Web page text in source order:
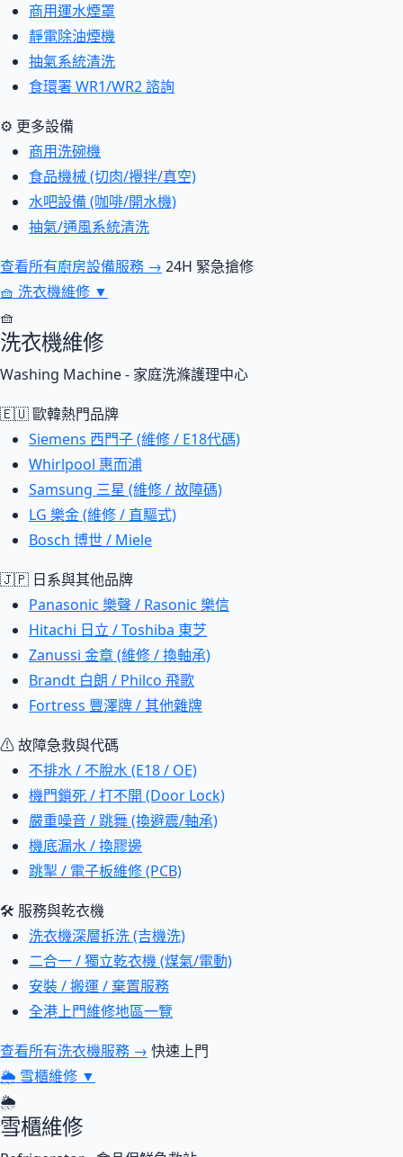
商用運水煙罩
靜電除油煙機
抽氣系統清洗
食環署 WR1/WR2 諮詢
⚙ 更多設備
商用洗碗機
食品機械 (切肉/攪拌/真空)
水吧設備 (咖啡/開水機)
抽氣/通風系統清洗
查看所有廚房設備服務 → 24H 緊急搶修
🧺 洗衣機維修 ▼
🧺
洗衣機維修
Washing Machine - 家庭洗滌護理中心
🇪🇺 歐韓熱門品牌
Siemens 西門子 (維修 / E18代碼)
Whirlpool 惠而浦
Samsung 三星 (維修 / 故障碼)
LG 樂金 (維修 / 直驅式)
Bosch 博世 / Miele
🇯🇵 日系與其他品牌
Panasonic 樂聲 / Rasonic 樂信
Hitachi 日立 / Toshiba 東芝
Zanussi 金章 (維修 / 換軸承)
Brandt 白朗 / Philco 飛歌
Fortress 豐澤牌 / 其他雜牌
⚠ 故障急救與代碼
不排水 / 不脫水 (E18 / OE)
機門鎖死 / 打不開 (Door Lock)
嚴重噪音 / 跳舞 (換避震/軸承)
機底漏水 / 換膠邊
跳掣 / 電子板維修 (PCB)
🛠 服務與乾衣機
洗衣機深層拆洗 (吉機洗)
二合一 / 獨立乾衣機 (煤氣/電動)
安裝 / 搬運 / 棄置服務
全港上門維修地區一覽
查看所有洗衣機服務 → 快速上門
🌦 雪櫃維修 ▼
🌦
雪櫃維修